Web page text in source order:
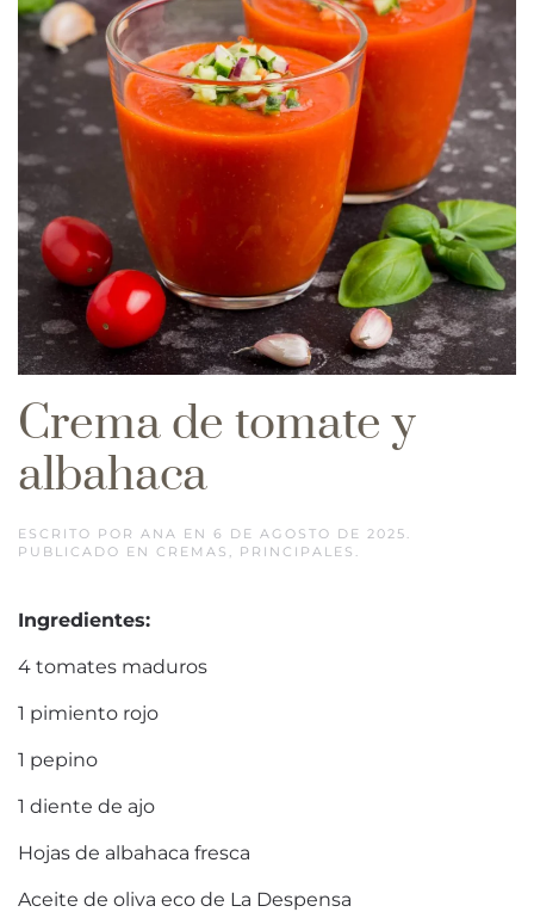
Crema de tomate y
albahaca
ESCRITO POR ANA EN 6 DE AGOSTO DE 2025 .
PUBLICADO EN CREMAS , PRINCIPALES .
Ingredientes:
4 tomates maduros
1 pimiento rojo
1 pepino
1 diente de ajo
Hojas de albahaca fresca
Aceite de oliva eco de La Despensa